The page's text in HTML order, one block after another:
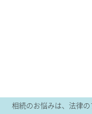
相続のお悩みは、法律